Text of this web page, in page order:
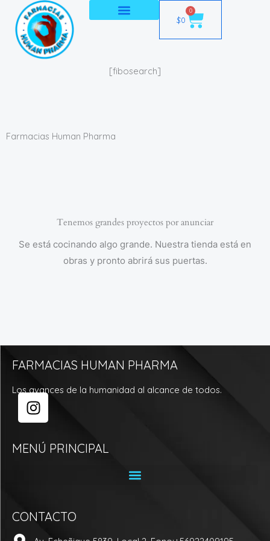
contenido
$0
0
Cart
[fibosearch]
Farmacias Human Pharma
Tenemos grandes proyectos por anunciar
Se está cocinando algo grande. Nuestra tienda está en
obras y pronto abrirá sus puertas.
FARMACIAS HUMAN PHARMA
Los avances de la humanidad al alcance de todos.
I
n
t
m
MENÚ PRINCIPAL
CONTACTO